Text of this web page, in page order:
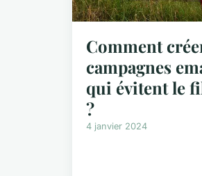
Comment
campagnes
qui évitent le
?
4 janvier 2024